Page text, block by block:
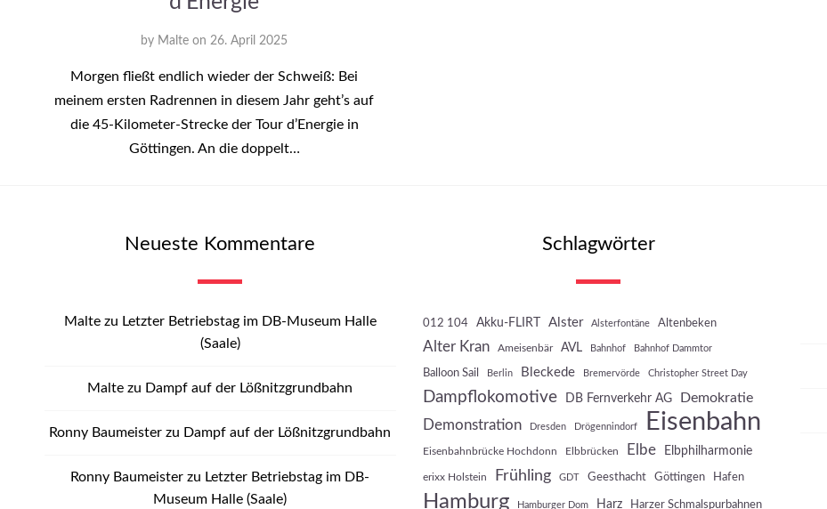
by Malte on 26. April 2025
Morgen fließt endlich wieder der Schweiß: Bei
meinem ersten Radrennen in diesem Jahr geht’s auf
die 45-Kilometer-Strecke der Tour d’Energie in
Göttingen. An die doppelt…
Neueste Kommentare
Maltezu Letzter Betriebstag im DB-Museum Halle
(Saale)
Malte zu Dampf auf der Lößnitzgrundbahn
Ronny Baumeister zu Dampf auf der Lößnitzgrundbahn
Ronny Baumeister zu Letzter Betriebstag im DB-
Museum Halle (Saale)
Schlagwörter
012 104 Akku-FLIRT Alster Alsterfontäne Altenbeken
Alter Kran Ameisenbär AVL Bahnhof Bahnhof Dammtor
Balloon Sail Berlin Bleckede Bremervörde Christopher Street Day
Dampflokomotive DB Fernverkehr AG Demokratie
Demonstration Dresden Drögennindorf Eisenbahn
Eisenbahnbrücke Hochdonn Elbbrücken Elbe Elbphilharmonie
erixx Holstein Frühling GDT Geesthacht Göttingen Hafen
Hamburg Hamburger Dom Harz Harzer Schmalspurbahnen